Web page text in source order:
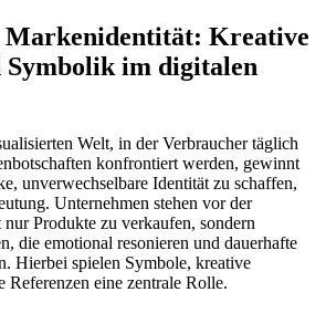
Markenidentität: Kreative
im digitalen
Welt, in der Verbraucher täglich
konfrontiert werden, gewinnt
unverwechselbare Identität zu schaffen,
Unternehmen stehen vor der
Produkte zu verkaufen, sondern
die emotional resonieren und dauerhafte
Hierbei spielen Symbole, kreative
eine zentrale Rolle.